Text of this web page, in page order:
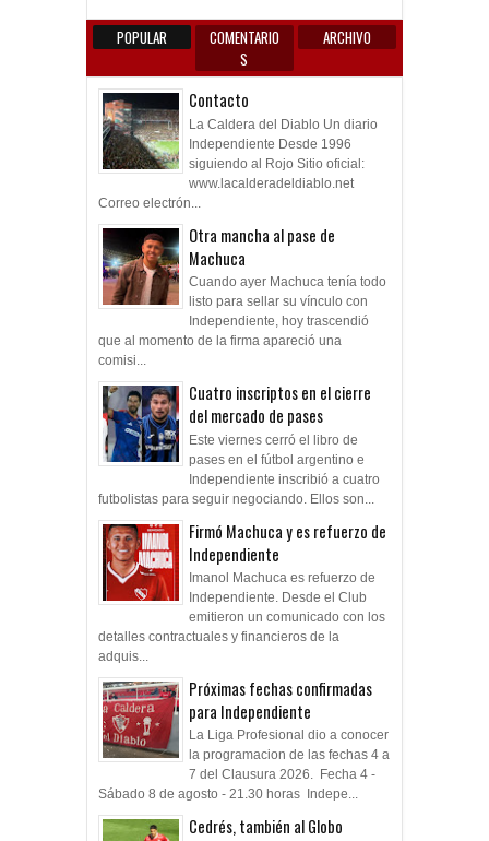
POPULAR
COMENTARIO
S
ARCHIVO
Contacto
La Caldera del Diablo Un diario
Independiente Desde 1996
siguiendo al Rojo Sitio oficial:
www.lacalderadeldiablo.net
Correo electrón...
Otra mancha al pase de
Machuca
Cuando ayer Machuca tenía todo
listo para sellar su vínculo con
Independiente, hoy trascendió
que al momento de la firma apareció una
comisi...
Cuatro inscriptos en el cierre
del mercado de pases
Este viernes cerró el libro de
pases en el fútbol argentino e
Independiente inscribió a cuatro
futbolistas para seguir negociando. Ellos son...
Firmó Machuca y es refuerzo de
Independiente
Imanol Machuca es refuerzo de
Independiente. Desde el Club
emitieron un comunicado con los
detalles contractuales y financieros de la
adquis...
Próximas fechas confirmadas
para Independiente
La Liga Profesional dio a conocer
la programacion de las fechas 4 a
7 del Clausura 2026. Fecha 4 -
Sábado 8 de agosto - 21.30 horas Indepe...
Cedrés, también al Globo